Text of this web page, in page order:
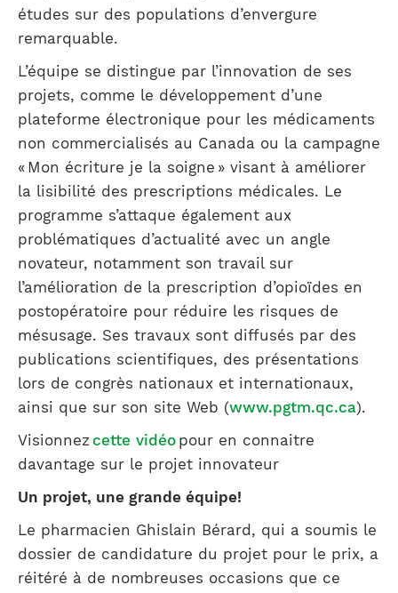
études sur des populations d’envergure
remarquable.
L’équipe se distingue par l’innovation de ses
projets, comme le développement d’une
plateforme électronique pour les médicaments
non commercialisés au Canada ou la campagne
« Mon écriture je la soigne » visant à améliorer
la lisibilité des prescriptions médicales. Le
programme s’attaque également aux
problématiques d’actualité avec un angle
novateur, notamment son travail sur
l’amélioration de la prescription d’opioïdes en
postopératoire pour réduire les risques de
mésusage. Ses travaux sont diffusés par des
publications scientifiques, des présentations
lors de congrès nationaux et internationaux,
ainsi que sur son site Web (www.pgtm.qc.ca).
Visionnez cette vidéo pour en connaitre
davantage sur le projet innovateur
Un projet, une grande équipe!
Le pharmacien Ghislain Bérard, qui a soumis le
dossier de candidature du projet pour le prix, a
réitéré à de nombreuses occasions que ce